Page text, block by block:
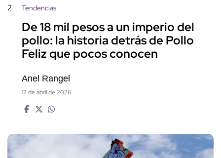
2 Tendencias
De 18 mil pesos a un imperio del
pollo: la historia detrás de Pollo
Feliz que pocos conocen
Anel Rangel
12 de abril de 2026